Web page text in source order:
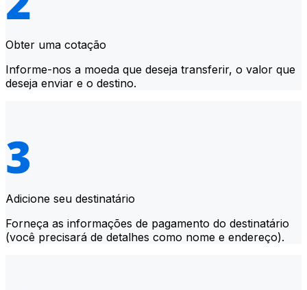
Obter uma cotação
Informe-nos a moeda que deseja transferir, o valor que
deseja enviar e o destino.
Adicione seu destinatário
Forneça as informações de pagamento do destinatário
(você precisará de detalhes como nome e endereço).